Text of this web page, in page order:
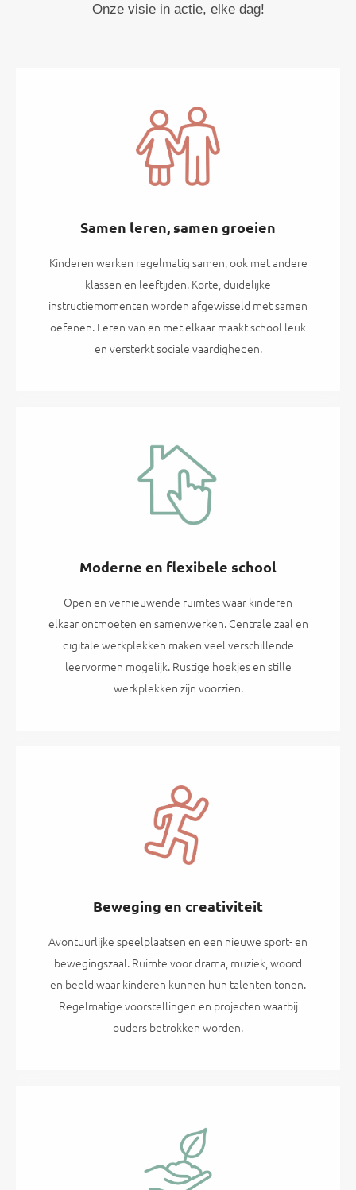
Onze visie in actie, elke dag!
Samen leren, samen groeien
Kinderen werken regelmatig samen, ook met andere
klassen en leeftijden. Korte, duidelijke
instructiemomenten worden afgewisseld met samen
oefenen. Leren van en met elkaar maakt school leuk
en versterkt sociale vaardigheden.
Moderne en flexibele school
Open en vernieuwende ruimtes waar kinderen
elkaar ontmoeten en samenwerken. Centrale zaal en
digitale werkplekken maken veel verschillende
leervormen mogelijk. Rustige hoekjes en stille
werkplekken zijn voorzien.
Beweging en creativiteit
Avontuurlijke speelplaatsen en een nieuwe sport- en
bewegingszaal. Ruimte voor drama, muziek, woord
en beeld waar kinderen kunnen hun talenten tonen.
Regelmatige voorstellingen en projecten waarbij
ouders betrokken worden.